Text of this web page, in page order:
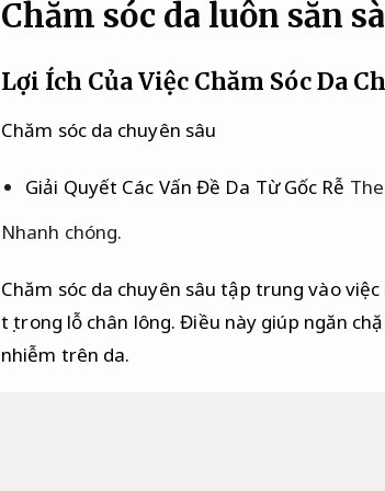
Chăm sóc da luôn sẵn
Lợi Ích Của Việc Chăm Sóc Da
Chăm sóc da chuyên sâu
Giải Quyết Các Vấn Đề Da Từ Gốc Rễ
Nhanh chóng.
Chăm sóc da chuyên sâu tập trung vào
tụ trong lỗ chân lông. Điều này giúp ngăn
nhiễm trên da.